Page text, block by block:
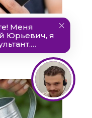
которая
и как